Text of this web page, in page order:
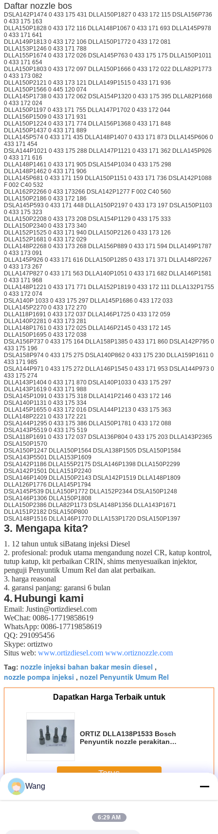
Daftar nozzle bos
DSLA142P1474 0 433 175 431 DLLA150P1827 0 433 172 115 DSLA156P736
0 433 175 163
DLLA150P1828 0 433 172 116 DLLA148P1067 0 433 171 693 DLLA145P978
0 433 171 641
DLLA149P1813 0 433 172 106 DLLA150P1772 0 433 172 081
DLLA153P1246 0 433 171 788
DLLA155P1674 0 433 172 026 DSLA145P763 0 433 175 175 DLLA150P1011
0 433 171 654
DLLA150P1803 0 433 172 097 DLLA150P1666 0 433 172 022 DLLA82P1773
0 433 173 082
DLLA150P2121 0 433 173 121 DLLA149P1515 0 433 171 936
DLLA150P1566 0 445 120 074
DLLA145P1738 0 433 172 062 DSLA154P1320 0 433 175 395 DLLA82P1668
0 433 172 024
DLLA150P1197 0 433 171 755 DLLA147P1702 0 433 172 044
DLLA156P1509 0 433 171 931
DLLA150P1224 0 433 171 774 DLLA156P1368 0 433 171 848
DLLA150P1437 0 433 171 889
DLLA145P574 0 433 171 435 DLLA148P1407 0 433 171 873 DLLA145P606 0
433 171 454
DSLA144P1021 0 433 175 288 DLLA147P1121 0 433 171 362 DLLA145P926
0 433 171 616
DLLA148P1461 0 433 171 905 DSLA154P1034 0 433 175 298
DLLA148P1462 0 433 171 906
DLLA145P681 0 433 171 159 DLLA150P1151 0 433 171 736 DSLA142P1088
F 002 C40 532
DLLA162P2266 0 433 173266 DSLA142P1277 F 002 C40 560
DLLA150P2186 0 433 172 186
DSLA145P593 0 433 171 448 DLLA150P2197 0 433 173 197 DSLA150P1103
0 433 175 323
DLLA150P2208 0 433 173 208 DSLA154P1129 0 433 175 333
DLLA150P2340 0 433 173 340
DLLA152P1525 0 433 171 940 DLLA150P2126 0 433 173 126
DLLA152P1681 0 433 172 029
DLLA148P2268 0 433 173 268 DLLA156P889 0 433 171 594 DLLA149P1787
0 433 173 091
DLLA145P926 0 433 171 616 DLLA150P1285 0 433 171 371 DLLA148P2267
0 433 173 267
DLLA147P827 0 433 171 563 DLLA140P1051 0 433 171 682 DLLA146P1581
0 433 171 968
DLLA148P1221 0 433 171 771 DLLA152P1819 0 433 172 111 DLLA132P1755
0 433 172 074
DSLA140P 1033 0 433 175 297 DLLA145P1686 0 433 172 033
DLLA145P2270 0 433 172 270
DLLA118P1691 0 433 172 037 DLLA146P1725 0 433 172 059
DLLA140P2281 0 433 173 281
DLLA148P1761 0 433 172 025 DLLA146P2145 0 433 172 145
DLLA150P1695 0 433 172 038
DSLA156P737 0 433 175 164 DLLA158P1385 0 433 171 860 DSLA142P795 0
433 175 196
DSLA158P974 0 433 175 275 DSLA140P862 0 433 175 230 DLLA159P1611 0
433 171 985
DSLA144P971 0 433 175 272 DLLA146P1545 0 433 171 953 DSLA144P973 0
433 175 274
DLLA143P1404 0 433 171 870 DSLA140P1033 0 433 175 297
DLLA143P1619 0 433 171 988
DSLA145P1091 0 433 175 318 DLLA141P2146 0 433 172 146
DSLA140P1131 0 433 175 334
DLLA145P1655 0 433 172 016 DSLA144P1213 0 433 175 363
DLLA148P2221 0 433 172 221
DSLA144P1295 0 433 175 386 DLLA150P1781 0 433 172 088
DSLA143P5519 0 433 175 519
DSLA118P1691 0 433 172 037 DSLA136P804 0 433 175 203 DLLA143P2365
DSLA150P1570
DSLA150P1247 DLLA150P1564 DSLA138P1505 DSLA150P1584
DSLA143P5501 DLLA153P1609
DSLA142P1186 DLLA155P2175 DSLA146P1398 DLLA150P2299
DSLA142P1501 DLLA151P2240
DSLA146P1409 DLLA150P2143 DSLA142P1519 DLLA148P1809
DLLA126P1776 DLLA145P1794
DSLA145P539 DLLA150P1772 DLLA152P2344 DSLA150P1248
DSLA146P1306 DLLA150P1808
DLLA150P2386 DLLA82P1173 DSLA148P1356 DLLA143P1671
DLLA151P2182 DSLA150P800
DSLA148P1516 DLLA146P1770 DLLA153P1720 DSLA150P1397
3. Mengapa kita?
1. 12 tahun untuk siBatang injeksi Diesel
2. profesional: produk utama mengandung nozel CR, katup kontrol,
tutup katup, kit perbaikan CRIN, shims menyesuaikan injektor,
penguji Penyuntik Umum Rel dan alat perbaikan.
3. harga reasonal
4. garansi panjang: garansi 6 bulan
4. Hubungi kami
Email: Justin@ortizdiesel.com
WeChat: 0086-17719858619
WhatsApp: 0086-17719858619
QQ: 291095456
Skype: ortiztwo
Situs web: www.ortizdiesel.com www.ortiznozzle.com
Tag: nozzle injeksi bahan bakar mesin diesel ,
nozzle pompa injeksi , nozel Penyuntik Umum Rel
Dapatkan Harga Terbaik untuk
ORTIZ DLLA138P1533 Bosch
Penyuntik nozzle perakitan
Terus
LebihBOSCH Penyuntik Nozzle
Wang
6:29 AM